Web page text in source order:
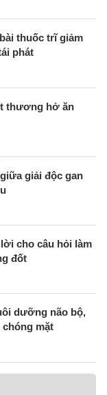
thuốc trĩ giảm
phát
thương hở ăn
giải độc gan
cho câu hỏi làm
đốt
dưỡng não bộ,
mặt